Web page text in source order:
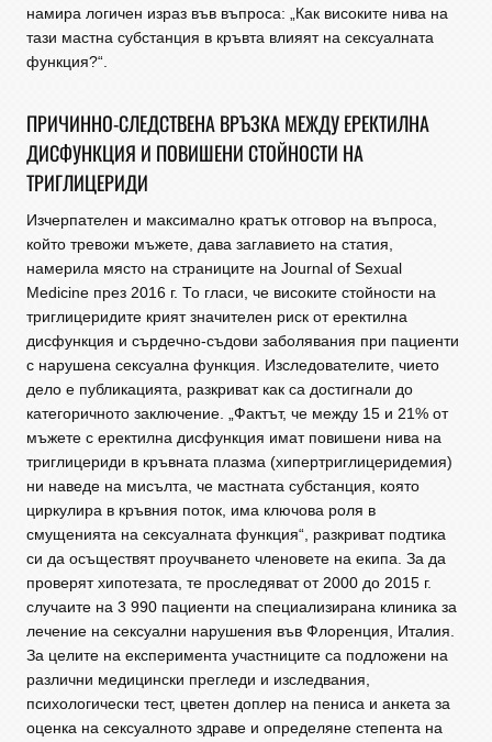
намира логичен израз във въпроса: „Как високите нива на
тази мастна субстанция в кръвта влияят на сексуалната
функция?“.
ПРИЧИННО-СЛЕДСТВЕНА ВРЪЗКА МЕЖДУ ЕРЕКТИЛНА
ДИСФУНКЦИЯ И ПОВИШЕНИ СТОЙНОСТИ НА
ТРИГЛИЦЕРИДИ
Изчерпателен и максимално кратък отговор на въпроса,
който тревожи мъжете, дава заглавието на статия,
намерила място на страниците на Journal of Sexual
Medicine през 2016 г. То гласи, че високите стойности на
триглицеридите крият значителен риск от еректилна
дисфункция и сърдечно-съдови заболявания при пациенти
с нарушена сексуална функция. Изследователите, чието
дело е публикацията, разкриват как са достигнали до
категоричното заключение. „Фактът, че между 15 и 21% от
мъжете с еректилна дисфункция имат повишени нива на
триглицериди в кръвната плазма (хипертриглицеридемия)
ни наведе на мисълта, че мастната субстанция, която
циркулира в кръвния поток, има ключова роля в
смущенията на сексуалната функция“, разкриват подтика
си да осъществят проучването членовете на екипа. За да
проверят хипотезата, те проследяват от 2000 до 2015 г.
случаите на 3 990 пациенти на специализирана клиника за
лечение на сексуални нарушения във Флоренция, Италия.
За целите на експеримента участниците са подложени на
различни медицински прегледи и изследвания,
психологически тест, цветен доплер на пениса и анкета за
оценка на сексуалното здраве и определяне степента на